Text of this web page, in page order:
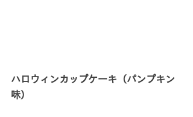
ハロウィンカップケーキ（パンプキン
味）